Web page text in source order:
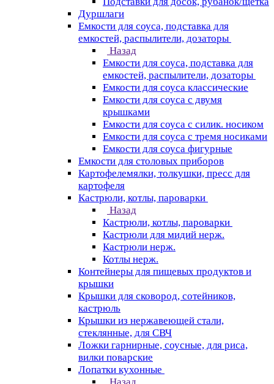
Дуршлаги
Емкости для соуса, подставка для
емкостей, распылители, дозаторы
Назад
Емкости для соуса, подставка для
емкостей, распылители, дозаторы
Емкости для соуса классические
Емкости для соуса с двумя
крышками
Емкости для соуса с силик. носиком
Емкости для соуса с тремя носиками
Емкости для соуса фигурные
Емкости для столовых приборов
Картофелемялки, толкушки, пресс для
картофеля
Кастрюли, котлы, пароварки
Назад
Кастрюли, котлы, пароварки
Кастрюли для мидий нерж.
Кастрюли нерж.
Котлы нерж.
Контейнеры для пищевых продуктов и
крышки
Крышки для сковород, сотейников,
кастрюль
Крышки из нержавеющей стали,
стеклянные, для СВЧ
Ложки гарнирные, соусные, для риса,
вилки поварские
Лопатки кухонные